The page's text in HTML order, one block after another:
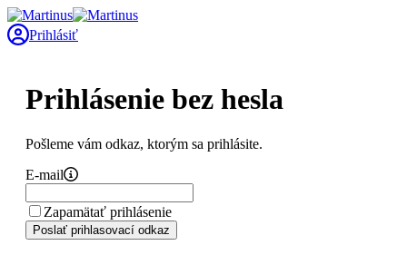
Prihlásiť
Prihlásenie bez hesla
Pošleme vám odkaz, ktorým sa prihlásite.
E-mail
Zapamätať prihlásenie
Poslať prihlasovací odkaz